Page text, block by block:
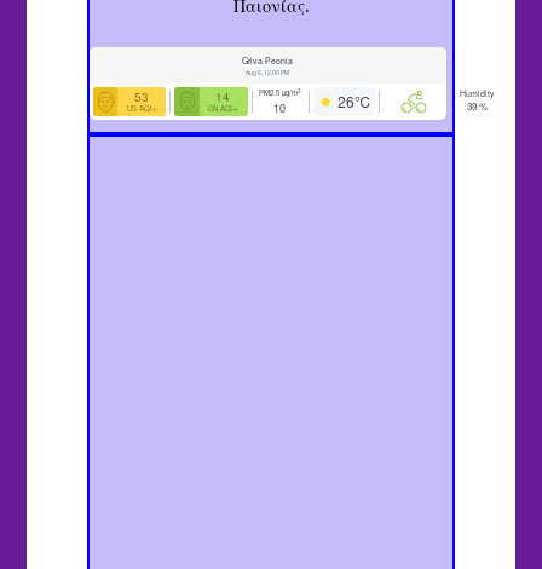
Παιονίας.
Griva Peonia
Aug 6, 12:00 PM
53
US AQI+
14
CN AQI+
PM2.5µg/m3
10 26℃ Humidity
39%